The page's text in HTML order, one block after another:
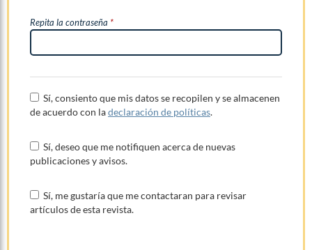
Repita la contraseña *
Sí, consiento que mis datos se recopilen y se almacenen
de acuerdo con ladeclaración de políticas.
Sí, deseo que me notifiquen acerca de nuevas
publicaciones y avisos.
Sí, me gustaría que me contactaran para revisar
artículos de esta revista.